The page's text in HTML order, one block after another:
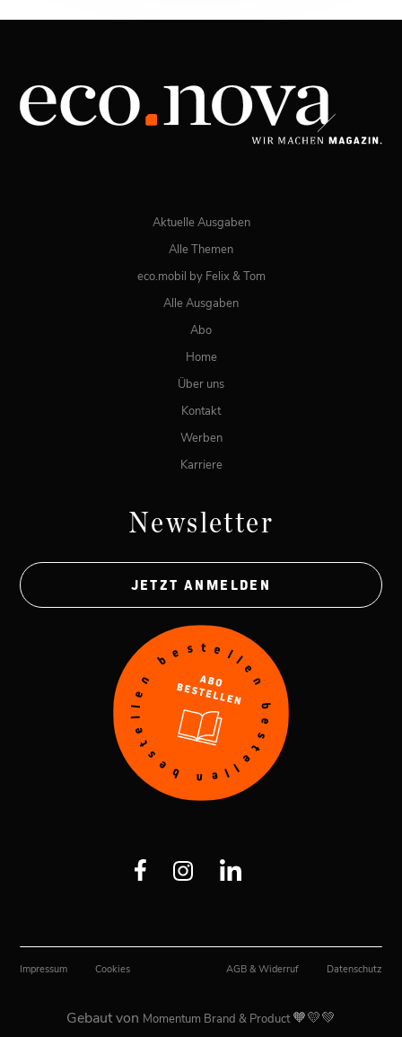
03/2026
JETZT BESTELLEN
Aktuelle Ausgaben
Alle Themen
eco.mobil by Felix & Tom
Alle Ausgaben
Abo
Home
Über uns
Kontakt
Werben
Karriere
Impressum Cookies AGB & Widerruf Datenschutz
Newsletter
JETZT ANMELDEN
Gebaut von Momentum Brand & Product 🧡💛💚